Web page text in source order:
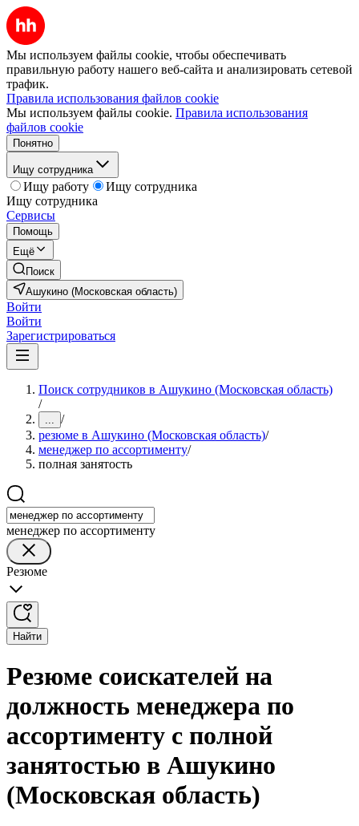
Мы используем файлы cookie, чтобы обеспечивать
правильную работу нашего веб-сайта и анализировать сетевой
трафик.
Правила использования файлов cookie
Мы используем файлы cookie. Правила использования
файлов cookie
Понятно
Ищу сотрудника
Ищу работу
Ищу сотрудника
Ищу сотрудника
Сервисы
Помощь
Ещё
Поиск
Ашукино (Московская область)
Войти
Войти
Зарегистрироваться
Поиск сотрудников в Ашукино (Московская область)
/
... /
резюме в Ашукино (Московская область)/
менеджер по ассортименту/
полная занятость
менеджер по ассортименту
Резюме
Найти
Резюме соискателей на
должность менеджера по
ассортименту с полной
занятостью в Ашукино
(Московская область)